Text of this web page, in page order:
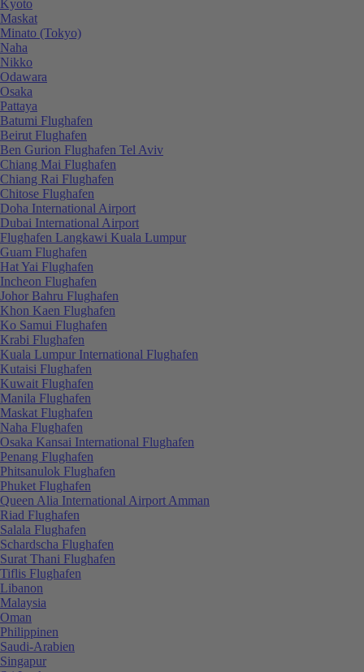
Kyoto
Maskat
Minato (Tokyo)
Naha
Nikko
Odawara
Osaka
Pattaya
Batumi Flughafen
Beirut Flughafen
Ben Gurion Flughafen Tel Aviv
Chiang Mai Flughafen
Chiang Rai Flughafen
Chitose Flughafen
Doha International Airport
Dubai International Airport
Flughafen Langkawi Kuala Lumpur
Guam Flughafen
Hat Yai Flughafen
Incheon Flughafen
Johor Bahru Flughafen
Khon Kaen Flughafen
Ko Samui Flughafen
Krabi Flughafen
Kuala Lumpur International Flughafen
Kutaisi Flughafen
Kuwait Flughafen
Manila Flughafen
Maskat Flughafen
Naha Flughafen
Osaka Kansai International Flughafen
Penang Flughafen
Phitsanulok Flughafen
Phuket Flughafen
Queen Alia International Airport Amman
Riad Flughafen
Salala Flughafen
Schardscha Flughafen
Surat Thani Flughafen
Tiflis Flughafen
Libanon
Malaysia
Oman
Philippinen
Saudi-Arabien
Singapur